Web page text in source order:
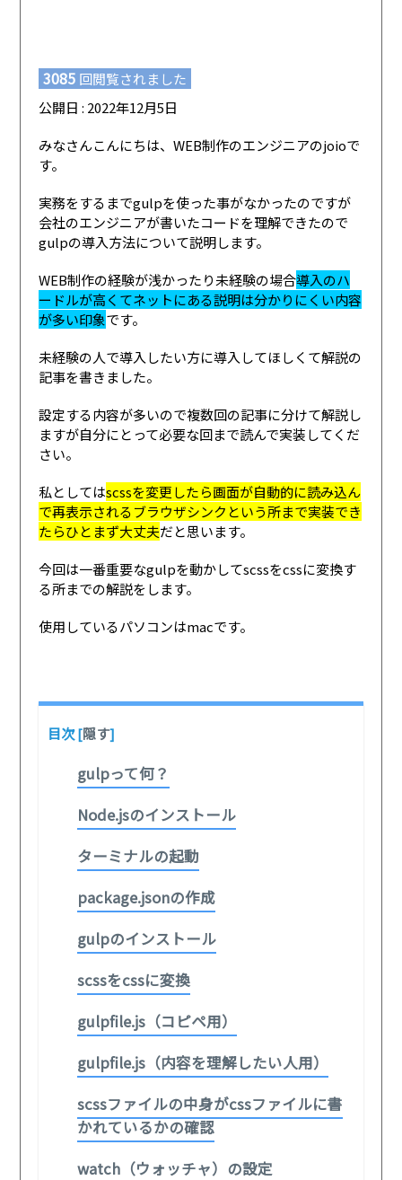
3085 回閲覧されました
公開日 : 2022年12月5日
みなさんこんにちは、WEB制作のエンジニアのjoioで
す。
実務をするまでgulpを使った事がなかったのですが
会社のエンジニアが書いたコードを理解できたので
gulpの導入方法について説明します。
WEB制作の経験が浅かったり未経験の場合導入のハ
ードルが高くてネットにある説明は分かりにくい内容
が多い印象です。
未経験の人で導入したい方に導入してほしくて解説の
記事を書きました。
設定する内容が多いので複数回の記事に分けて解説し
ますが自分にとって必要な回まで読んで実装してくだ
さい。
私としてはscssを変更したら画面が自動的に読み込ん
で再表示されるブラウザシンクという所まで実装でき
たらひとまず大丈夫だと思います。
今回は一番重要なgulpを動かしてscssをcssに変換す
る所までの解説をします。
使用しているパソコンはmacです。
目次[隠す]
gulpって何？
Node.jsのインストール
ターミナルの起動
package.jsonの作成
gulpのインストール
scssをcssに変換
gulpfile.js（コピペ用）
gulpfile.js（内容を理解したい人用）
scssファイルの中身がcssファイルに書
かれているかの確認
watch（ウォッチャ）の設定